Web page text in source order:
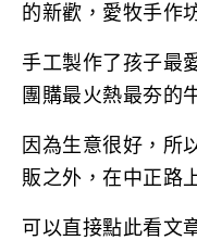
的新歡，愛牧手作
手工製作了孩子最
團購最火熱最夯的
因為生意很好，所
販之外，在中正路
可以直接點此看文